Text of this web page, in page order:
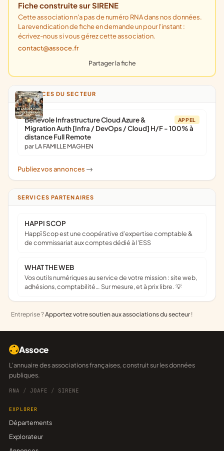
Fiche construite sur SIRENE
Cette association n'a pas de numéro RNA dans nos données.
La revendication de fiche en demande un pour l'instant :
écrivez-nous si vous gérez cette association.
contact@assoce.fr
Partager la fiche
ANNONCES DU SECTEUR
APPEL
Bénévole Infrastructure Cloud Azure &
Migration Auth [Infra / DevOps / Cloud] H/F - 100% à
distance Full Remote
par LA FAMILLE MAGHEN
Publiez vos annonces ->
SERVICES PARTENAIRES
HAPPI SCOP
Happï Scop est une coopérative d’expertise comptable &
de commissariat aux comptes dédié à l'ESS
WHAT THE WEB
Vos outils numériques au service de votre mission : site web,
adhésions, comptabilité… Sur mesure, et à prix libre. 💡
Entreprise ?Apportez votre soutien aux associations du secteur !
Assoce
L'annuaire des associations françaises, construit sur les données
publiques.
RNA / JOAFE / SIRENE
EXPLORER
Départements
Explorateur